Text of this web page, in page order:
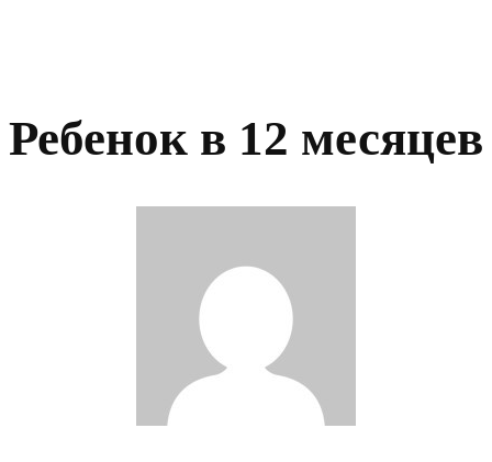
Ребенок в 12 месяцев